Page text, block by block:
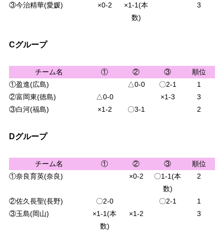
③今治精華(愛媛) ×0-2
×1-1(本
数)
3
Cグループ
チーム名 ① ② ③
順位
①盈進(広島)
△0-0 〇2-1
1
②富岡東(徳島)
△0-0 ×1-3
3
③白河(福島)
×1-2 〇3-1 2
Dグループ
チーム名 ① ② ③
順位
①奈良育英(奈良)
×0-2
〇1-1(本
数)
2
②佐久長聖(長野) 〇2-0 〇2-1
1
③玉島(岡山)
×1-1(本
数)
×1-2 3